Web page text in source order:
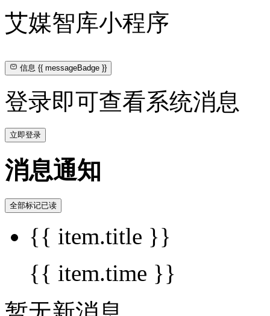
艾媒智库小程序
信息{{ messageBadge }}
登录即可查看系统消息
立即登录
消息通知
全部标记已读
{{ item.title }}
{{ item.time }}